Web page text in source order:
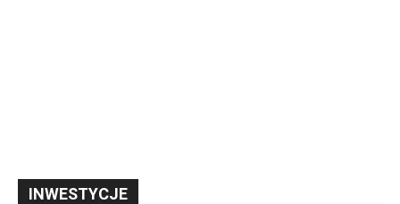
INWESTYCJE